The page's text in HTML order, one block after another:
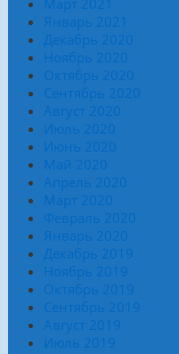
Январь 2021
Декабрь 2020
Ноябрь 2020
Октябрь 2020
Сентябрь 2020
Август 2020
Июль 2020
Июнь 2020
Май 2020
Апрель 2020
Март 2020
Февраль 2020
Январь 2020
Декабрь 2019
Ноябрь 2019
Октябрь 2019
Сентябрь 2019
Август 2019
Июль 2019